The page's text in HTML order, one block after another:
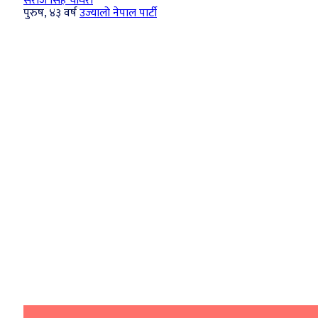
पुरुष, ४३ वर्षउज्यालो नेपाल पार्टी